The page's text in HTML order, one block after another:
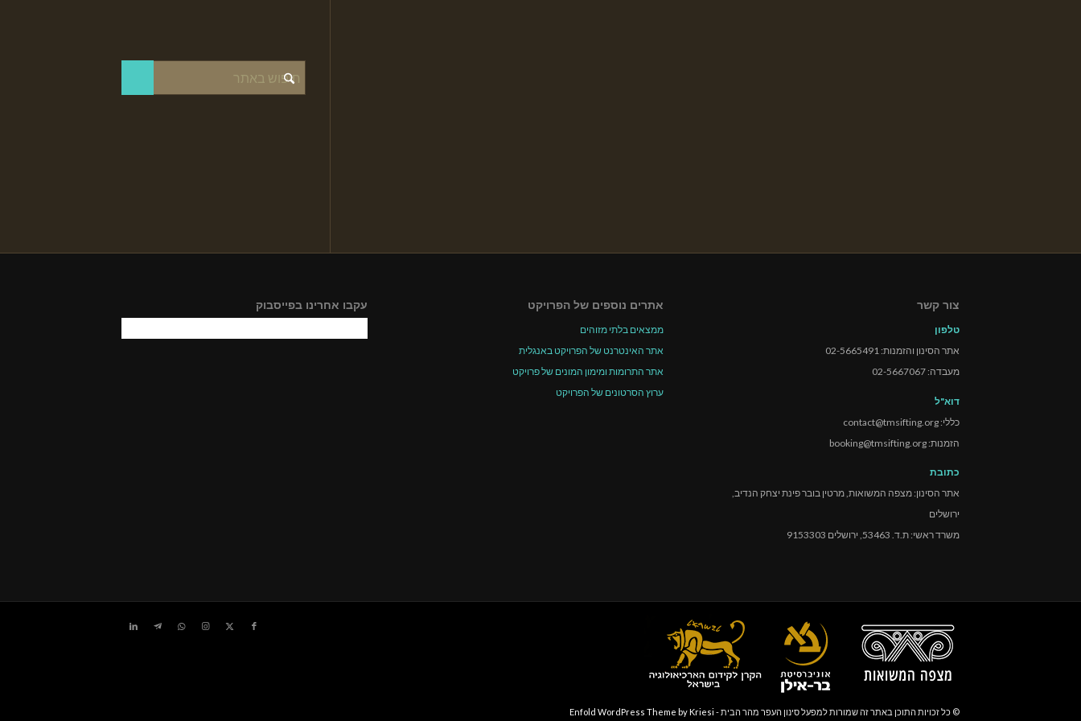
צור קשר
טלפון
אתר הסינון והזמנות: 02-5665491
מעבדה: 02-5667067
דוא"ל
כללי: contact@tmsifting.org
הזמנות: booking@tmsifting.org
כתובת
אתר הסינון: מצפה המשואות, מרטין בובר פינת יצחק הנדיב,
ירושלים
משרד ראשי: ת.ד. 53463, ירושלים 9153303
אתרים נוספים של הפרויקט
ממצאים בלתי מזוהים
אתר האינטרנט של הפרויקט באנגלית
אתר התרומות ומימון המונים של פרויקט
ערוץ הסרטונים של הפרויקט
עקבו אחרינו בפייסבוק
© כל זכויות התוכן באתר זה שמורות למפעל סינון העפר מהר הבית - Enfold WordPress Theme by Kriesi